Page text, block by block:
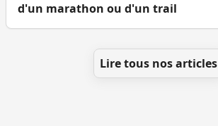
d'un marathon ou d'un trail
Lire tous nos articles